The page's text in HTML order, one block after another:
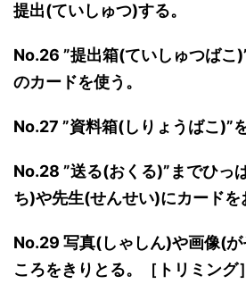
提出(ていしゅつ)する。
No.26 ”提出箱(ていしゅつばこ
のカードを使う。
No.27 ”資料箱(しりょうばこ)”
No.28 ”送る(おくる)”までひっ
ち)や先生(せんせい)にカードを
No.29 写真(しゃしん)や画像(
ころをきりとる。［トリミング］